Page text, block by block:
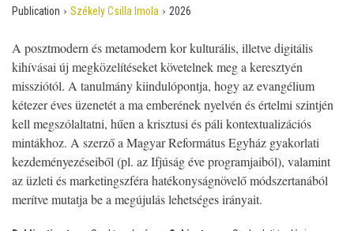
Publication › Székely Csilla Imola › 2026
A posztmodern és metamodern kor kulturális, illetve digitális
kihívásai új megközelítéseket követelnek meg a keresztyén
missziótól. A tanulmány kiindulópontja, hogy az evangélium
kétezer éves üzenetét a ma emberének nyelvén és értelmi szintjén
kell megszólaltatni, hűen a krisztusi és páli kontextualizációs
mintákhoz. A szerző a Magyar Református Egyház gyakorlati
kezdeményezéseiből (pl. az Ifjúság éve programjaiból), valamint
az üzleti és marketingszféra hatékonyságnövelő módszertanából
merítve mutatja be a megújulás lehetséges irányait.